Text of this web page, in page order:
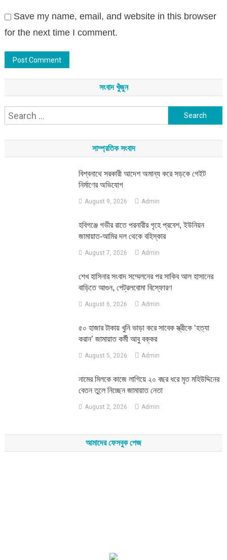
Save my name, email, and website in this browser
for the next time I comment.
সংবাদ খুঁজুন
Search
সাম্প্রতিক সংবাদ
বিশ্বনাথে সরকারী আদেশ অমান্য করে সড়কে গেইট
নির্মাণের অভিযোগ
August 9, 2026 Admin
হবিগঞ্জে গভীর রাতে পরনারীর গৃহে প্রবেশ, ইউনিয়ন
জামায়াত-আমির দল থেকে বহিস্কার
August 7, 2026 Admin
শেখ হাসিনার সংবাদ সম্মেলনের পর সাকিব আল হাসানের
বাড়িতে আগুন, পেট্রলবোমা বিস্ফোরণ
August 6, 2026 Admin
৫০ হাজার টাকায় খুনি ভাড়া করে সাবেক স্ত্রীকে ‘হত্যা
করান’ জামায়াত কর্মী আবু বক্কর
August 5, 2026 Admin
নামের মিলকে কাজে লাগিয়ে ২০ বছর ধরে মৃত মহিউদ্দিনের
বেতন তুলে নিচ্ছেন জামায়াত নেতা
August 2, 2026 Admin
আমাদের ফেসবুক পেজ